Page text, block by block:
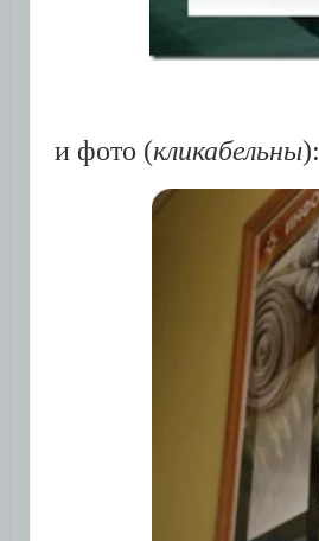
и фото (кликабельны):